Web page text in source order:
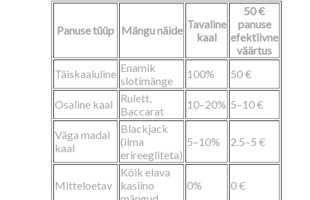
Panuse tüüp Mängu näide Tavaline
kaal
50 €
panuse
efektiivne
väärtus
Täiskaaluline Enamik
slotimänge
100% 50 €
Osaline kaal
Rulett,
Baccarat
10–20% 5–10 €
Väga madal
kaal
Blackjack
(ilma
erireegliteta)
5–10% 2.5–5 €
Mitteloetav
Kõik elava
kasiino
0% 0 €